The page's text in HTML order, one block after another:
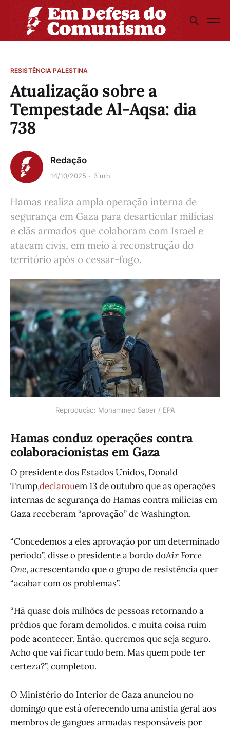
RESISTÊNCIA PALESTINA
Atualização sobre a
Tempestade Al-Aqsa: dia
738
Redação
14/10/2025 3 min
Hamas realiza ampla operação interna de
segurança em Gaza para desarticular milícias
e clãs armados que colaboram com Israel e
atacam civis, em meio à reconstrução do
território após o cessar-fogo.
Reprodução: Mohammed Saber / EPA
Hamas conduz operações contra
colaboracionistas em Gaza
O presidente dos Estados Unidos, Donald
Trump,declarouem 13 de outubro que as operações
internas de segurança do Hamas contra milícias em
Gaza receberam “aprovação” de Washington.
“Concedemos a eles aprovação por um determinado
período”, disse o presidente a bordo doAir Force
One, acrescentando que o grupo de resistência quer
“acabar com os problemas”.
“Há quase dois milhões de pessoas retornando a
prédios que foram demolidos, e muita coisa ruim
pode acontecer. Então, queremos que seja seguro.
Acho que vai ficar tudo bem. Mas quem pode ter
certeza?”, completou.
O Ministério do Interior de Gaza anunciou no
domingo que está oferecendo uma anistia geral aos
membros de gangues armadas responsáveis por